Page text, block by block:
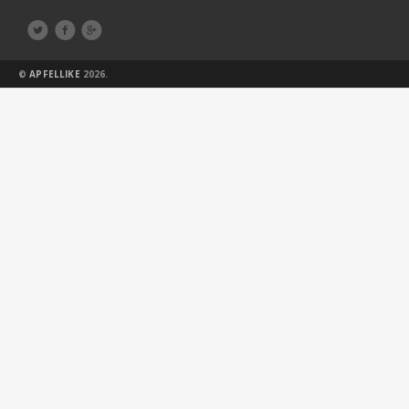
  
©APFELLIKE 2026.